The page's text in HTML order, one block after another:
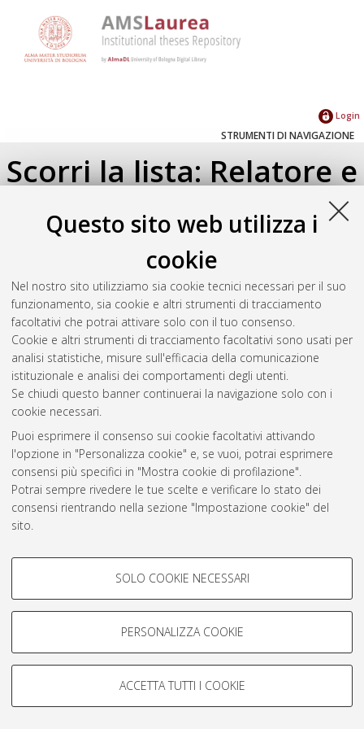
Questo sito web utilizza i
cookie
Nel nostro sito utilizziamo sia cookie tecnici necessari per il suo
funzionamento, sia cookie e altri strumenti di tracciamento
facoltativi che potrai attivare solo con il tuo consenso.
Cookie e altri strumenti di tracciamento facoltativi sono usati per
analisi statistiche, misure sull'efficacia della comunicazione
istituzionale e analisi dei comportamenti degli utenti.
Se chiudi questo banner continuerai la navigazione solo con i
cookie necessari.
Puoi esprimere il consenso sui cookie facoltativi attivando
l'opzione in "Personalizza cookie" e, se vuoi, potrai esprimere
consensi più specifici in "Mostra cookie di profilazione".
Potrai sempre rivedere le tue scelte e verificare lo stato dei
consensi rientrando nella sezione "Impostazione cookie" del
sito.
COOKIE DI PROFILAZIONE -
Si tratta di cookie utilizzati per analizzare le caratteristiche della
navigazione degli utenti, creare profili in base al loro comportamento
Mostra cookie di profilazione
COOKIE TECNICI - NECESSARI
SOLO COOKIE NECESSARI
PERSONALIZZA COOKIE
ACCETTA TUTTI I COOKIE
Login
STRUMENTI DI NAVIGAZIONE
Scorri la lista: Relatore e
Correlatore
Seleziona un valore dall'elenco sottostante.
2025(1)
Atom
Rss 1.0
Rss 2.0
AMS Laurea
Servizio implementato e gestito da AlmaDL
Impostazioni Cookie
© ALMA MATER STUDIORUM - Università di Bologna, 2007-2026.